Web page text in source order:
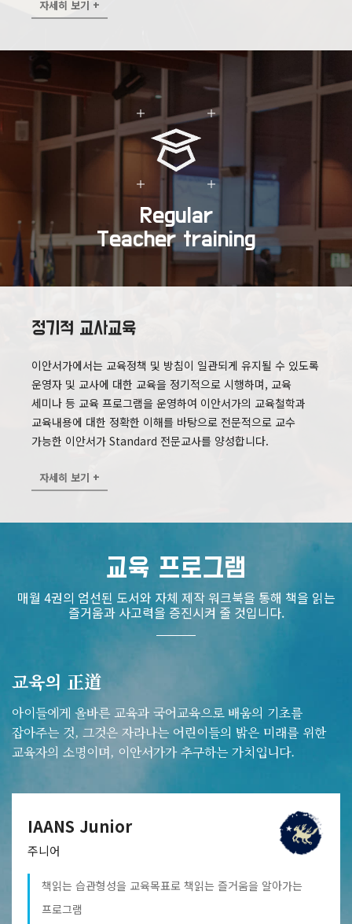
자세히 보기 +
Regular
Teacher training
정기적 교사교육
이안서가에서는 교육정책 및 방침이 일관되게 유지될 수 있도록
운영자 및 교사에 대한 교육을 정기적으로 시행하며, 교육
세미나 등 교육 프로그램을 운영하여 이안서가의 교육철학과
교육내용에 대한 정확한 이해를 바탕으로 전문적으로 교수
가능한 이안서가 Standard 전문교사를 양성합니다.
자세히 보기 +
교육 프로그램
매월 4권의 엄선된 도서와 자체 제작 워크북을 통해 책을 읽는
즐거움과 사고력을 증진시켜 줄 것입니다.
교육의 正道
아이들에게 올바른 교육과 국어교육으로 배움의 기초를
잡아주는 것, 그것은 자라나는 어린이들의 밝은 미래를 위한
교육자의 소명이며, 이안서가가 추구하는 가치입니다.
IAANS Junior
주니어
책읽는 습관형성을 교육목표로 책읽는 즐거움을 알아가는
프로그램